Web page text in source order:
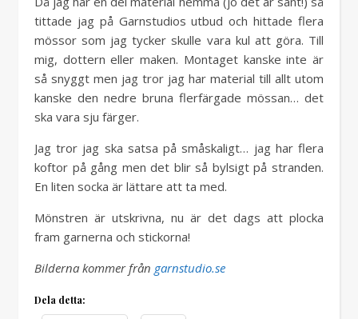
tittade jag på Garnstudios utbud och hittade flera
mössor som jag tycker skulle vara kul att göra. Till
mig, dottern eller maken. Montaget kanske inte är
så snyggt men jag tror jag har material till allt utom
kanske den nedre bruna flerfärgade mössan… det
ska vara sju färger.
Jag tror jag ska satsa på småskaligt… jag har flera
koftor på gång men det blir så bylsigt på stranden.
En liten socka är lättare att ta med.
Mönstren är utskrivna, nu är det dags att plocka
fram garnerna och stickorna!
Bilderna kommer från garnstudio.se
Dela detta: